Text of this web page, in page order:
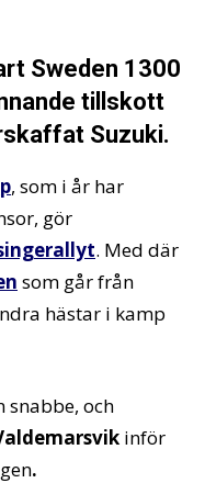
Sweden 1300
tillskott
Suzuki.
, som i år har
gör
. Med där
som går från
hästar i kamp
snabbe, och
inför
.